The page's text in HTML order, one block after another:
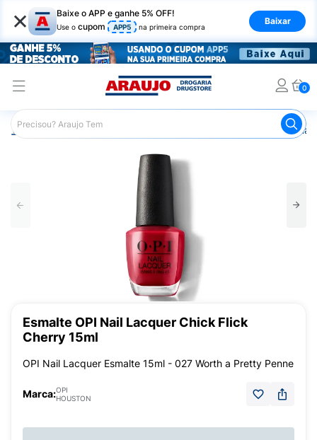
× Baixe o APP e ganhe 5% OFF!
Use o cupom APP5 na primeira compra
Baixar
0
Araujo Beleza e Cuidados
Esmalte OPI Nail Lacquer Chick Flick
Cherry 15ml
OPI Nail Lacquer Esmalte 15ml - 027 Worth a Pretty Penne
Marca:OPI
HOUSTON